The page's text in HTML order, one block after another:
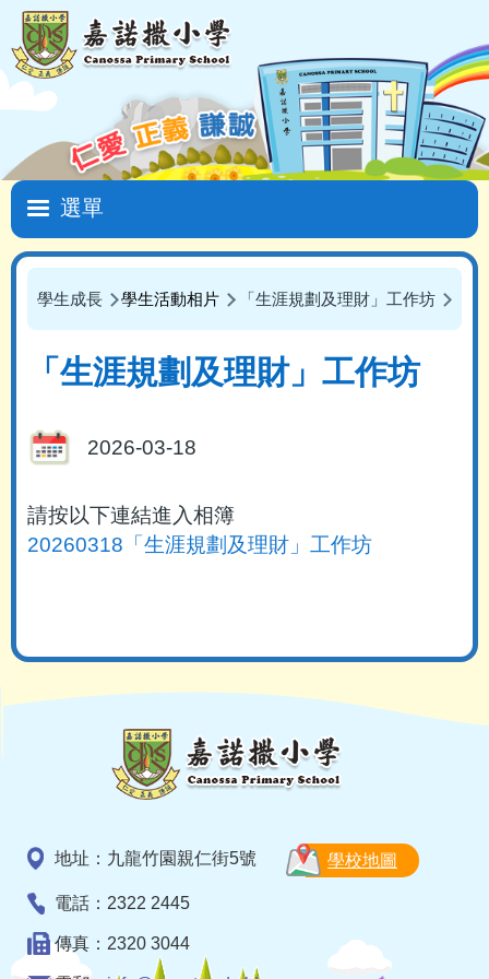
移至主內容
Main
navigation
導
連
學生成長 學生活動相片 「生涯規劃及理財」工作坊 「生
「生涯規劃及理財」工作坊
2026-03-18
請按以下連結進入相簿
20260318「生涯規劃及理財」工作坊
地址：九龍竹園親仁街5號 學校地圖
電話：2322 2445
傳真：2320 3044